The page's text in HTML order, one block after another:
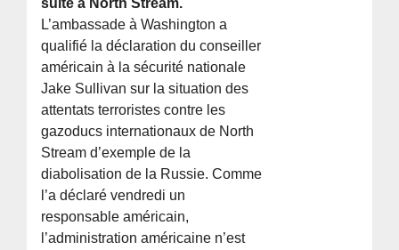
L’ambassade à Washington a
qualifié la déclaration du conseiller
américain à la sécurité nationale
Jake Sullivan sur la situation des
attentats terroristes contre les
gazoducs internationaux de North
Stream d’exemple de la
diabolisation de la Russie. Comme
l’a déclaré vendredi un
responsable américain,
l’administration américaine n’est